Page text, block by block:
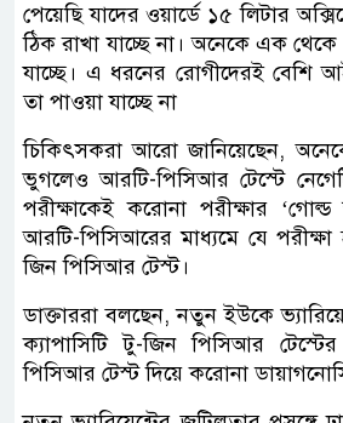
পেয়েছি যাদের ওয়ার্ডে ১৫ লিটার
ঠিক রাখা যাচ্ছে না। অনেকে এক থেকে
যাচ্ছে। এ ধরনের রোগীদেরই বেশি
তা পাওয়া যাচ্ছে না
চিকিৎসকরা আরো জানিয়েছেন,
ভুগলেও আরটি-পিসিআর টেস্টে
পরীক্ষাকেই করোনা পরীক্ষার ‘গোল্ড
আরটি-পিসিআরের মাধ্যমে যে
জিন পিসিআর টেস্ট।
ডাক্তাররা বলছেন, নতুন ইউকে
ক্যাপাসিটি টু-জিন পিসিআর
পিসিআর টেস্ট দিয়ে করোনা